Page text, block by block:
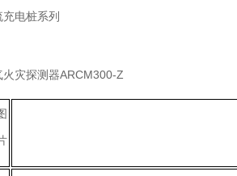
电桩系列
火灾探测器ARCM300-Z